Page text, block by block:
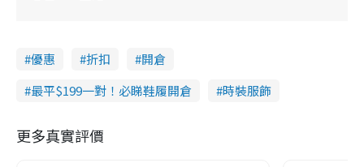
優惠 折扣
開倉
最平$199一對！必睇鞋履開倉
時裝服飾
更多真實評價